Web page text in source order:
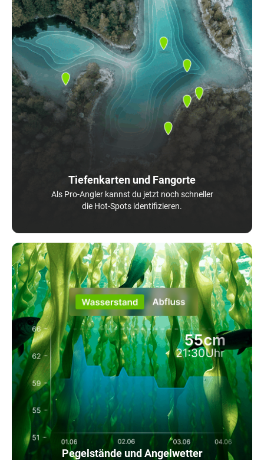
Tiefenkarten und Fangorte
Als Pro-Angler kannst du jetzt noch schneller
die Hot-Spots identifizieren.
Pegelstände und Angelwetter